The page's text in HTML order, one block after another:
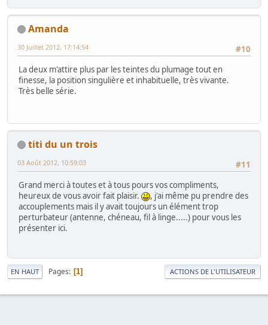
Amanda
#10
30 Juillet 2012, 17:14:54
La deux m'attire plus par les teintes du plumage tout en
finesse, la position singulière et inhabituelle, très vivante.
Très belle série.
titi du un trois
#11
03 Août 2012, 10:59:03
Grand merci à toutes et à tous pours vos compliments,
heureux de vous avoir fait plaisir.
, j'ai même pu prendre des
accouplements mais il y avait toujours un élément trop
perturbateur (antenne, chéneau, fil à linge.....) pour vous les
présenter ici.
EN HAUT Pages 1 ACTIONS DE L'UTILISATEUR